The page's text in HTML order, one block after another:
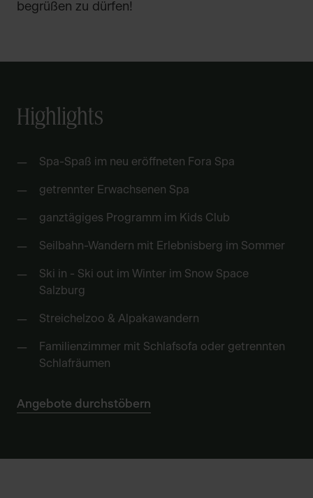
begrüßen zu dürfen!
Highlights
Spa-Spaß im neu eröffneten Fora Spa
getrennter Erwachsenen Spa
ganztägiges Programm im Kids Club
Seilbahn-Wandern mit Erlebnisberg im Sommer
Ski in - Ski out im Winter im Snow Space
Salzburg
Streichelzoo & Alpakawandern
Familienzimmer mit Schlafsofa oder getrennten
Schlafräumen
Angebote durchstöbern